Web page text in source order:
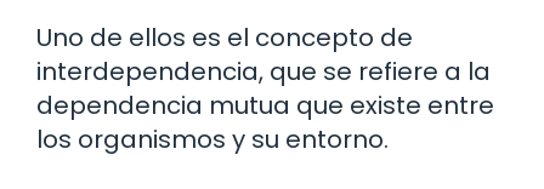
Uno de ellos es el concepto de
interdependencia, que se refiere a la
dependencia mutua que existe entre
los organismos y su entorno.